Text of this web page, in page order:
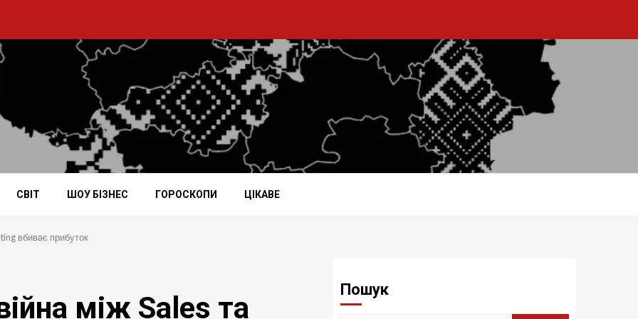
СВІТ ШОУ БІЗНЕС ГОРОСКОПИ ЦІКАВЕ
вбиває прибуток
між Sales та
Пошук